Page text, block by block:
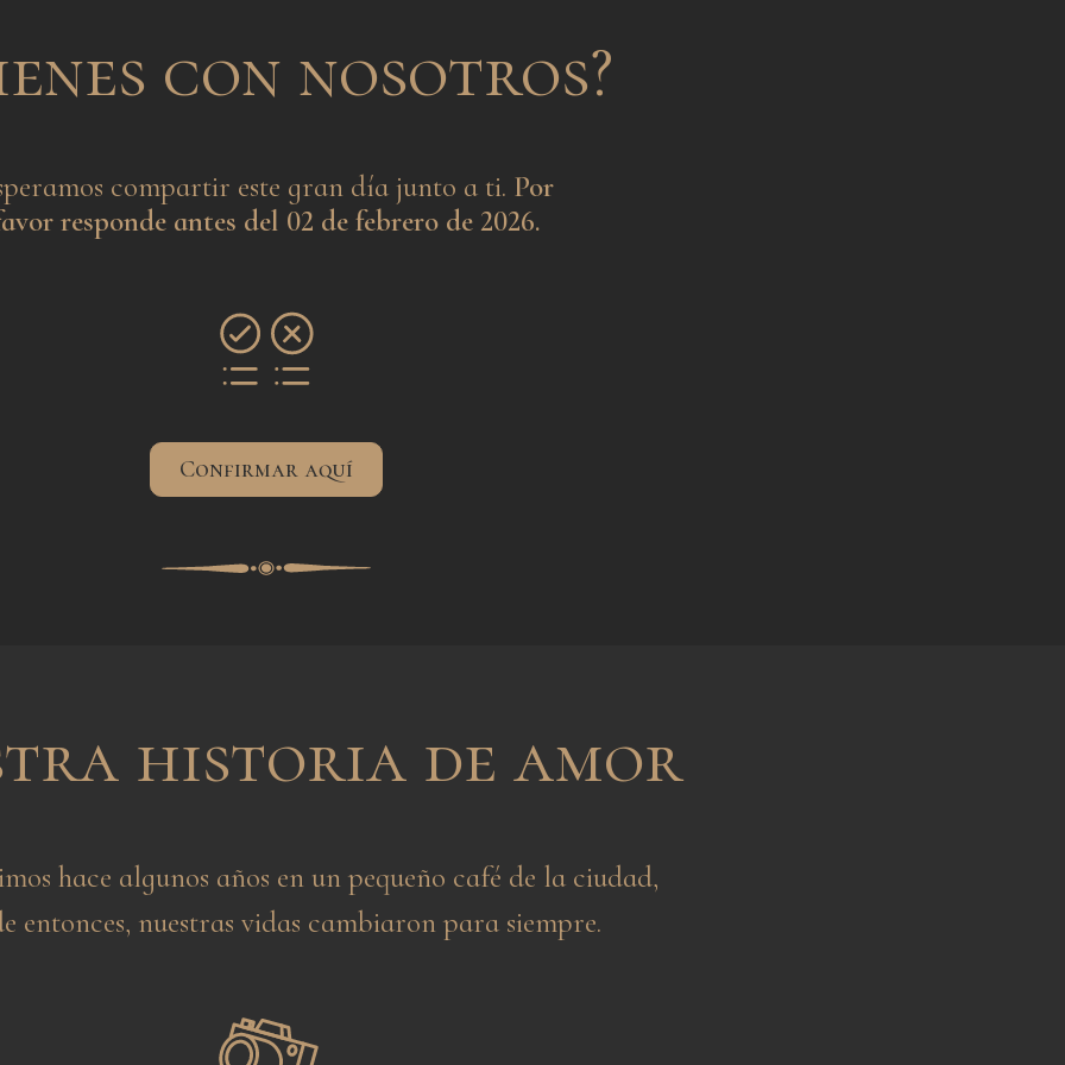
con nosotros?
compartir este gran día junto a ti. Por
responde antes del 02 de febrero de 2026.
Confirmar aquí
historia de amor
hace algunos años en un pequeño café de la ciudad,
entonces, nuestras vidas cambiaron para siempre.